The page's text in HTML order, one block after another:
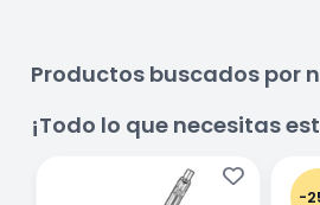
Productos buscados por
¡Todo lo que necesitas
-